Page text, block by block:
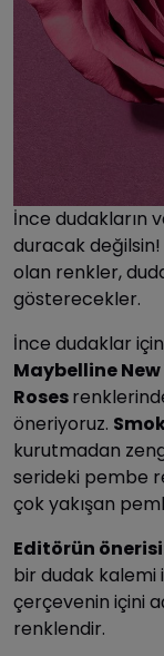
İnce dudakların
duracak
olan renkler,
gösterecekler.
İnce dudaklar
Maybelline
Roses
öneriyoruz.
kurutmadan
serideki pembe
çok yakışan
Editörün
bir dudak kalemi
çerçevenin içini
renklendir.